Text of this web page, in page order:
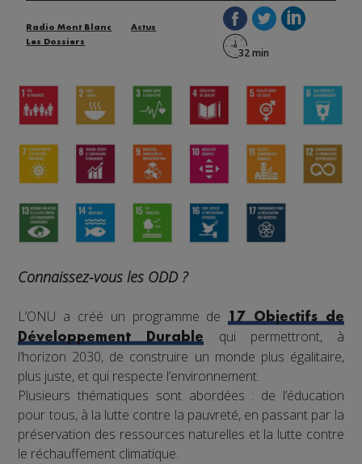
Radio Mont Blanc
Actus
Les Dossiers
Connaissez-vous les ODD ?
L’ONU a créé un programme de17 Objectifs de
Développement Durable
qui permettront, à
l’horizon 2030, de construire un monde plus égalitaire,
plus juste, et qui respecte l’environnement.
Plusieurs thématiques sont abordées : de l’éducation
pour tous, à la lutte contre la pauvreté, en passant par la
préservation des ressources naturelles et la lutte contre
le réchauffement climatique.